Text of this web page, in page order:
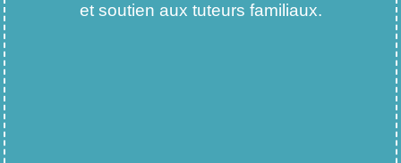
et soutien aux tuteurs familiaux.